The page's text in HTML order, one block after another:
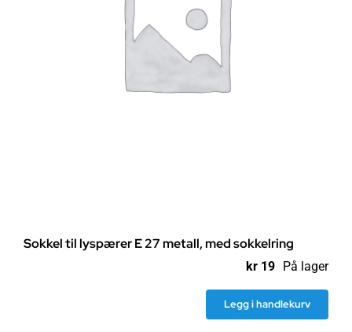
Sokkel til lyspærer E 27 metall, med sokkelring
kr 19 På lager
Legg i handlekurv